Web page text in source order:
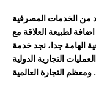
من الخدمات المصرفية
لطبيعة العلاقة مع
الهامةجدا، نجد خدمة
التجارية الدولية
ومعظمالتجارةالعالمية